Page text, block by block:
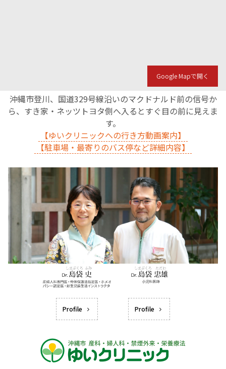
Google Mapで開く
沖縄市登川、国道329号線沿いのマクドナルド前の信号か
ら、すき家・ネッツトヨタ側へ入るとすぐ目の前に見えま
す。
【ゆいクリニックへの行き方動画案内】
【駐車場・最寄りのバス停など詳細内容】
Profile Profile